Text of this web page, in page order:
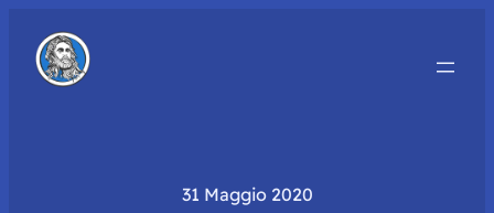
31 Maggio 2020